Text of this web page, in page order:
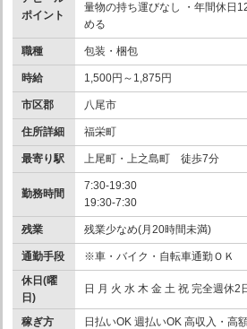
ポイント
量物の持ち運びなし ・年間休日
める
職種 包装・梱包
時給 1,500円～1,875円
市区郡 八尾市
住所詳細 福栄町
最寄り駅 上尾町・上之島町 徒歩7分
勤務時間
7:30-19:30
19:30-7:30
残業 残業少なめ(月20時間未満)
通勤手段
※車・バイク・自転車通勤ＯＫ
休日(曜
日)
日 月 火 水 木 金 土 祝 完全週休2
稼ぎ方 日払いOK 週払いOK 高収入・高